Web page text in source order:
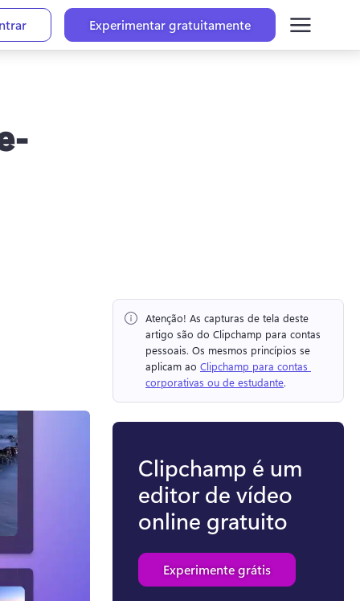
Experimentar gratuitamente
Atenção! As capturas de tela deste
artigo são do Clipchamp para contas
pessoais. Os mesmos princípios se
aplicam ao Clipchamp para contas
corporativas ou de estudante.
Clipchamp é um
editor de vídeo
online gratuito
Experimente grátis